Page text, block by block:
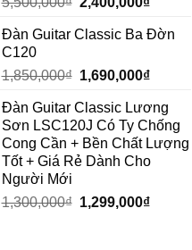
Đàn Guitar Classic Ba Đờn
C120
1,850,000₫ 1,690,000₫
Đàn Guitar Classic Lương
Sơn LSC120J Có Ty Chống
Cong Cần + Bền Chất Lượng
Tốt + Giá Rẻ Dành Cho
Người Mới
1,300,000₫ 1,299,000₫